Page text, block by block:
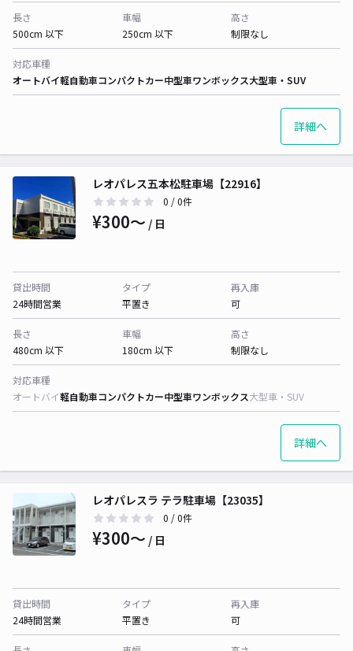
長さ
500cm 以下
車幅
250cm 以下
高さ
制限なし
対応車種
オートバイ軽自動車コンパクトカー中型車ワンボックス大型車・SUV
詳細へ
レオパレス五本松駐車場【22916】
0 / 0件
¥300〜 / 日
貸出時間
24時間営業
タイプ
平置き
再入庫
可
長さ
480cm 以下
車幅
180cm 以下
高さ
制限なし
対応車種
オートバイ軽自動車コンパクトカー中型車ワンボックス大型車・SUV
詳細へ
レオパレスラ テラ駐車場【23035】
0 / 0件
¥300〜 / 日
貸出時間
24時間営業
タイプ
平置き
再入庫
可